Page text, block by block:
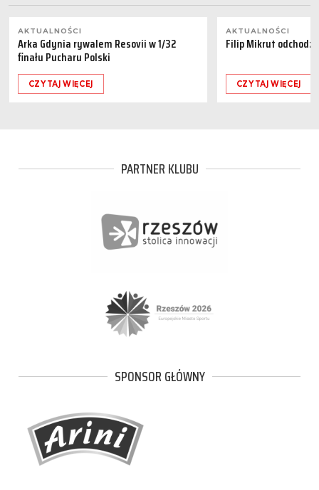
AKTUALNOŚCI
Arka Gdynia rywalem Resovii w 1/32
finału Pucharu Polski
CZYTAJ WIĘCEJ
AKTUALNOŚCI
Filip Mikrut
CZYTAJ WIĘCEJ
PARTNER KLUBU
SPONSOR GŁÓWNY